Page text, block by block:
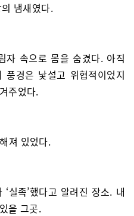
냄새였다.
자 속으로 몸을 숨겼다. 아직
경은 낯설고 위협적이었지
주었다.
져 있었다.
실족’했다고 알려진 장소. 내
을 그곳.